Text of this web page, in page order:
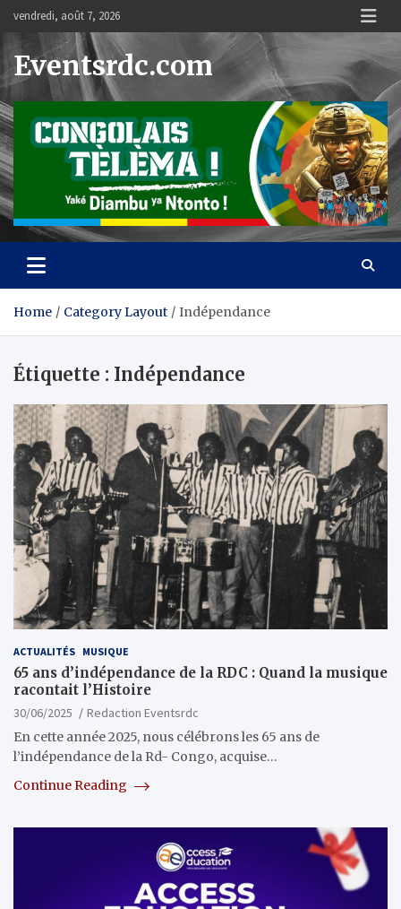
content
vendredi, août 7, 2026
Eventsrdc.com
Home Category Layout Indépendance
Étiquette : Indépendance
ACTUALITÉS MUSIQUE
65 ans d’indépendance de la RDC : Quand la musique
racontait l’Histoire
30/06/2025
Redaction Eventsrdc
En cette année 2025, nous célébrons les 65 ans de
l’indépendance de la Rd- Congo, acquise…
Continue Reading